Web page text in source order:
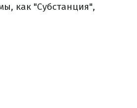
как "Субстанция",